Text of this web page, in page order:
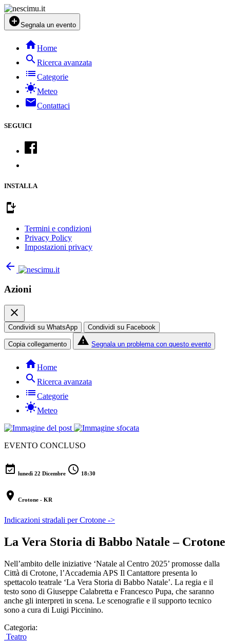
add_circleSegnala un evento
homeHome
searchRicerca avanzata
listCategorie
sunnyMeteo
mailContattaci
SEGUICI
INSTALLA
install_mobile
Termini e condizioni
Privacy Policy
Impostazioni privacy
arrow_back
Azioni
close
Condividi su WhatsApp Condividi su Facebook
Copia collegamento report_problem Segnala un problema con questo evento
homeHome
searchRicerca avanzata
listCategorie
sunnyMeteo
EVENTO CONCLUSO
event_available lunedì 22 Dicembre schedule 18:30
location_on Crotone - KR
Indicazioni stradali per Crotone ->
La Vera Storia di Babbo Natale – Crotone
Nell’ambito delle iniziative ‘Natale al Centro 2025’ promosse dalla
Città di Crotone, l’Accademia APS Il Cantattore presenta lo
spettacolo teatrale ‘La Vera Storia di Babbo Natale’. La regia e il
testo sono di Giuseppe Calabretta e Francesco Pupa, che saranno
anche gli interpreti in scena. Le scenografie e il supporto tecnico
sono a cura di Luigi Piccinino.
Categoria:
Teatro